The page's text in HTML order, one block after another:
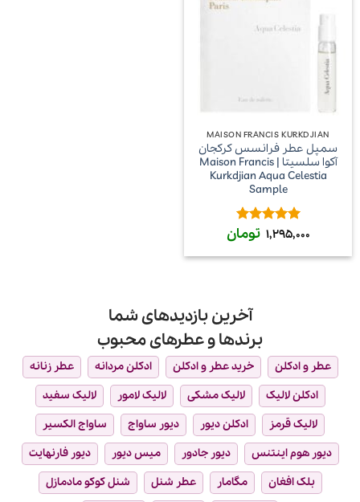
MAISON FRANCIS KURKDJIAN
سمپل عطر فرانسس کرکجان
آکوا سلسیتا | Maison Francis
Kurkdjian Aqua Celestia
Sample
امتیاز 5از 1,295,000 تومان
آخرین بازدیدهای شما
برندها و عطرهای محبوب
عطر و ادکلن خرید عطر و ادکلن ادکلن مردانه
عطر زنانه
ادکلن لالیک
لالیک مشکی لالیک لامور
لالیک سفید
لالیک قرمز
ادکلن دیور دیور ساواج
ساواج الکسیر
دیور هوم اینتنس
دیور جادور میس دیور
دیور فارنهایت
بلک افغان
مگامار عطر شنل
شنل کوکو مادمازل